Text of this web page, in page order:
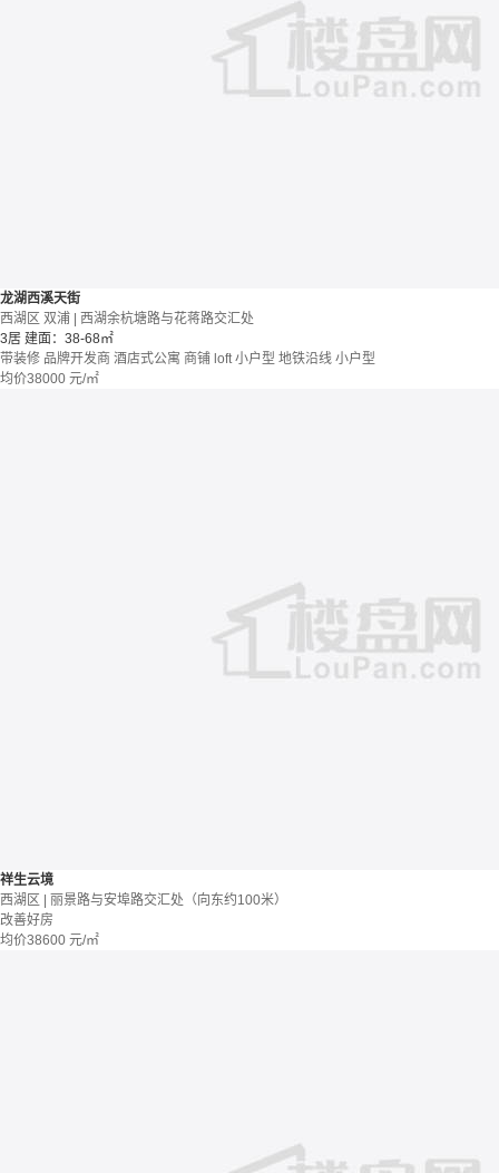
龙湖西溪天街
西湖区 双浦 | 西湖余杭塘路与花蒋路交汇处
3居 建面：38-68㎡
带装修 品牌开发商 酒店式公寓 商铺 loft 小户型 地铁沿线 小户型
均价38000 元/㎡
祥生云境
西湖区 | 丽景路与安埠路交汇处（向东约100米）
改善好房
均价38600 元/㎡